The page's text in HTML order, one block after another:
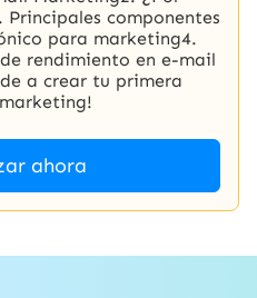
Principales componentes
para marketing4.
rendimiento en e-mail
a crear tu primera
ahora